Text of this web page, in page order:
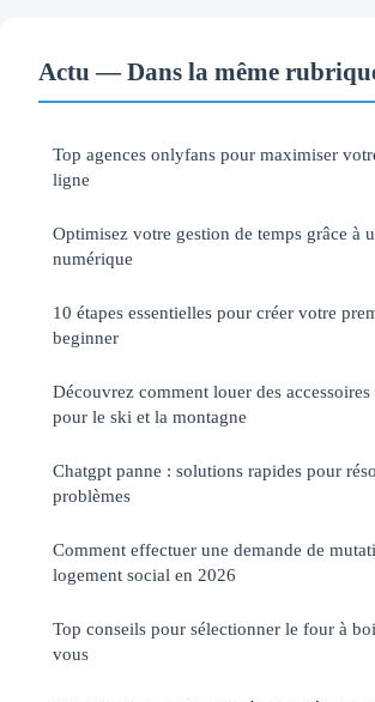
Actu — Dans la même
Top agences onlyfans pour maximiser
ligne
Optimisez votre gestion de temps grâce à
numérique
10 étapes essentielles pour créer votre
beginner
Découvrez comment louer des
pour le ski et la montagne
Chatgpt panne : solutions rapides pour
problèmes
Comment effectuer une demande de
logement social en 2026
Top conseils pour sélectionner le four à
vous